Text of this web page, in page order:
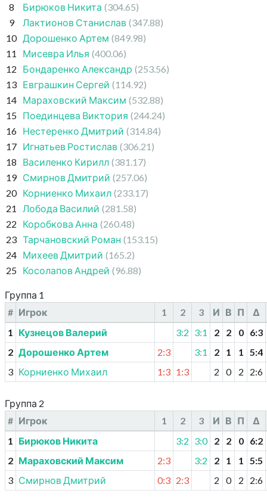
8
Бирюков Никита (304.65)
9
Лактионов Станислав (347.88)
10
Дорошенко Артем (849.98)
11
Мисевра Илья (400.06)
12
Бондаренко Александр (253.56)
13 Евграшкин Сергей (114.92)
14 Мараховский Максим (532.88)
15 Поединцева Виктория (244.24)
16 Нестеренко Дмитрий (314.84)
17 Игнатьев Ростислав (306.21)
18
Василенко Кирилл (381.17)
19 Смирнов Дмитрий (257.06)
20 Корниенко Михаил (233.17)
21
Лобода Василий (281.58)
22
Коробкова Анна (260.48)
23 Тарчановский Роман (153.15)
24 Михеев Дмитрий (165.2)
25 Косолапов Андрей (96.88)
Группа 1
# Игрок 1 2 3 И В П
Δ
1
Кузнецов Валерий 3:2 3:1 2 2 0 6:3
2 Дорошенко Артем 2:3 3:1 2 1 1 5:4
3 Корниенко Михаил 1:3 1:3 2 0 2 2:6
Группа 2
# Игрок 1 2 3 И В П
Δ
1
Бирюков Никита 3:2 3:0 2 2 0 6:2
2 Мараховский Максим 2:3 3:2 2 1 1 5:5
3 Смирнов Дмитрий 0:3 2:3 2 0 2 2:6